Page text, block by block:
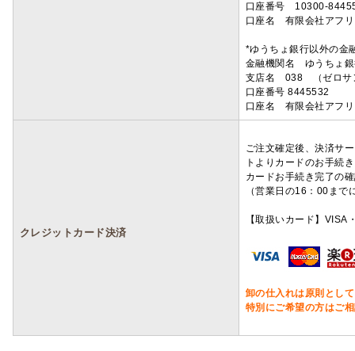
口座番号 10300-
口座名 有限会社アフ
*ゆうちょ銀行以外の金
金融機関名 ゆうちょ
支店名 038 （ゼロサ
口座番号 8445532
口座名 有限会社アフ
クレジットカード決済
ご注文確定後、決済サ
トよりカードのお手続
カードお手続き完了の
（営業日の16：00ま
【取扱いカード】
卸の仕入れは原則とし
特別にご希望の方はご